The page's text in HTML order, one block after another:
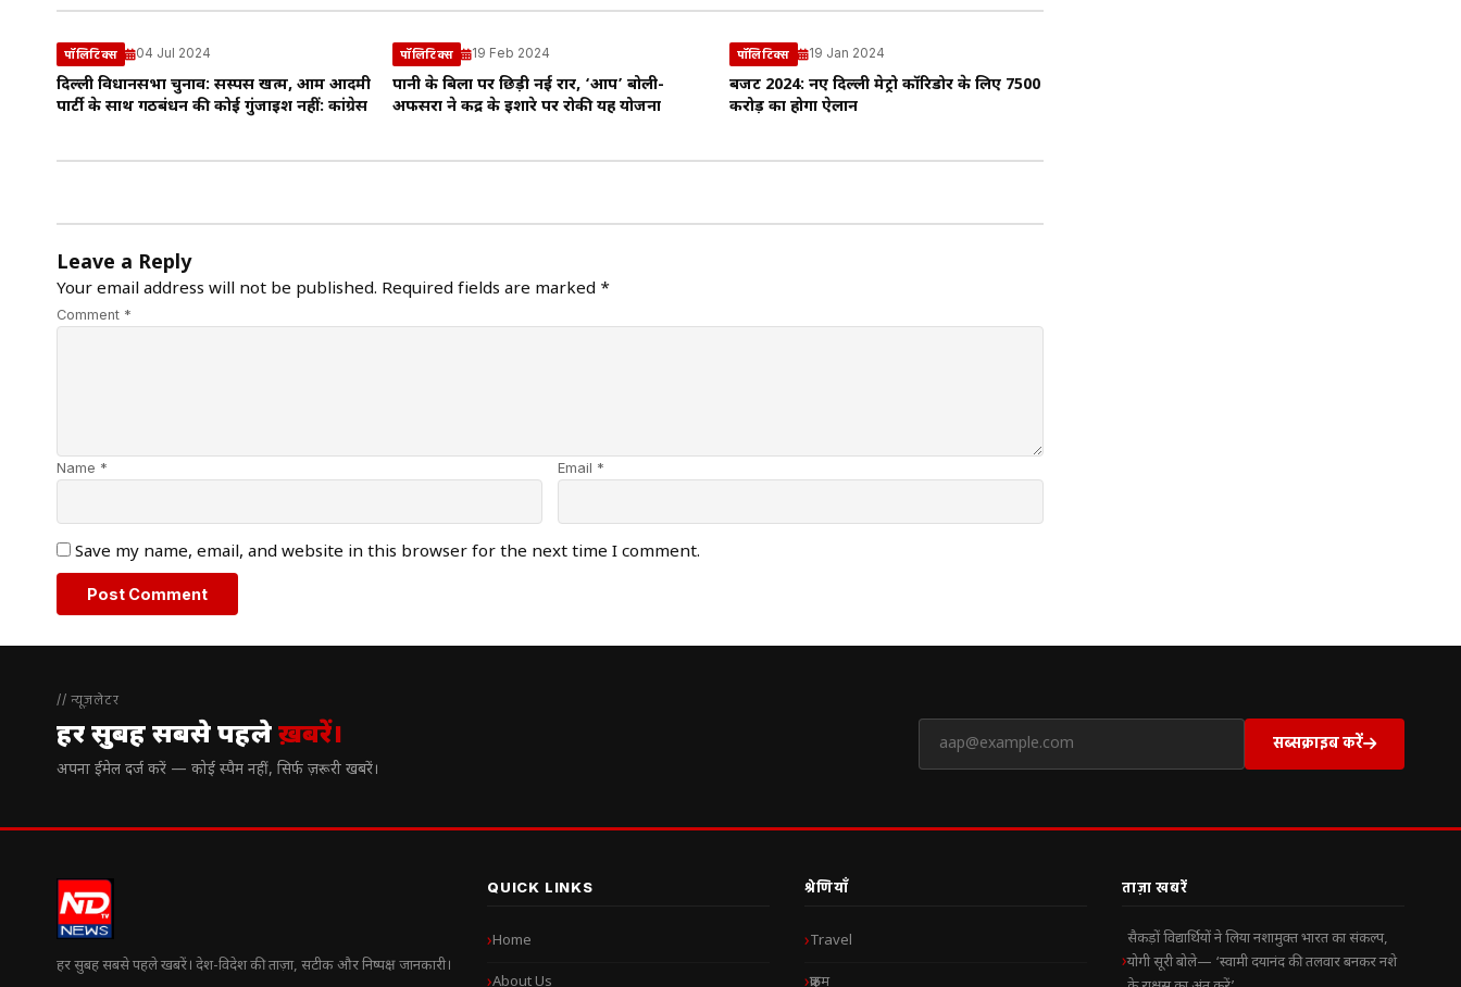
पॉलिटिक्स 04 Jul 2024
दिल्ली विधानसभा चुनाव: सस्पेंस खत्म, आम आदमी
पार्टी के साथ गठबंधन की कोई गुंजाइश नहीं: कांग्रेस
पॉलिटिक्स 19 Feb 2024
पानी के बिलों पर छिड़ी नई रार, ‘आप’ बोली-
अफसरों ने केंद्र के इशारे पर रोकी यह योजना
पॉलिटिक्स 19 Jan 2024
बजट 2024: नए दिल्ली मेट्रो कॉरिडोर के लिए 7500
करोड़ का होगा ऐलान
Leave a Reply
Your email address will not be published. Required fields are marked *
Comment *
Name * Email *
Save my name, email, and website in this browser for the next time I comment.
// न्यूज़लेटर
हर सुबह सबसे पहलेख़बरें।
अपना ईमेल दर्ज करें — कोई स्पैम नहीं, सिर्फ ज़रूरी खबरें।
सब्सक्राइब करें
हर सुबह सबसे पहले खबरें। देश-विदेश की ताज़ा, सटीक और निष्पक्ष जानकारी।
QUICK LINKS
Home
About Us
श्रेणियाँ
Travel
क्राइम
ताज़ा खबरें
सैकड़ों विद्यार्थियों ने लिया नशामुक्त भारत का संकल्प,
योगी सूरी बोले— ‘स्वामी दयानंद की तलवार बनकर नशे